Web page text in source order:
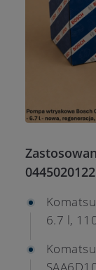
6.7 l,